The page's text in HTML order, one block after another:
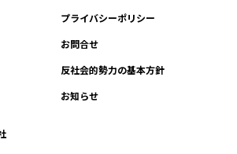
プライバシーポリシー
お問合せ
反社会的勢力の基本方針
お知らせ